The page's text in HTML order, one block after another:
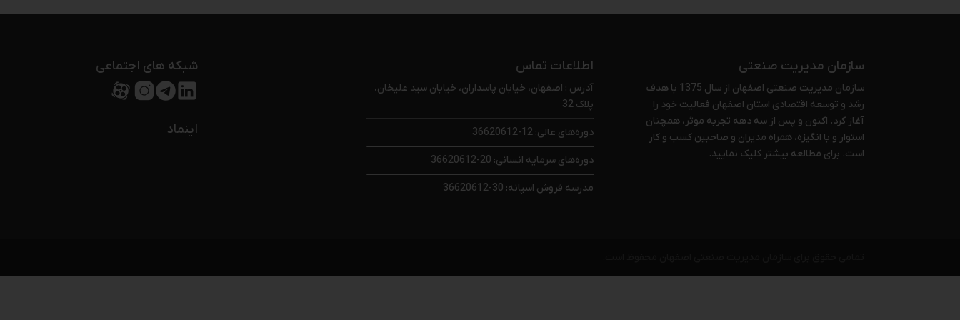
شبکه های اجتماعی
اینماد
اطلاعات تماس
آدرس : اصفهان، خیابان پاسداران، خیابان سید علیخان،
پلاک 32
دوره‌های عالی: 12-36620612
دوره‌های سرمایه انسانی: 20-36620612
مدرسه فروش اسپانه: 30-36620612
سازمان مدیریت صنعتی
سازمان مدیریت صنعتی اصفهان از سال 1375 با هدف
رشد و توسعه اقتصادی استان اصفهان فعالیت خود را
آغاز کرد. اکنون و پس از سه دهه تجربه موثر، همچنان
استوار و با انگیزه، همراه مدیران و صاحبین کسب و کار
است. برای مطالعه بیشترکلیک نمایید.